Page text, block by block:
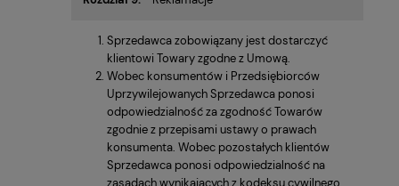
Sprzedawca zobowiązany jest dostarczyć
klientowi Towary zgodne z Umową.
Wobec konsumentów i Przedsiębiorców
Uprzywilejowanych Sprzedawca ponosi
odpowiedzialność za zgodność Towarów
zgodnie z przepisami ustawy o prawach
konsumenta. Wobec pozostałych klientów
Sprzedawca ponosi odpowiedzialność na
zasadach wynikających z kodeksu cywilnego.